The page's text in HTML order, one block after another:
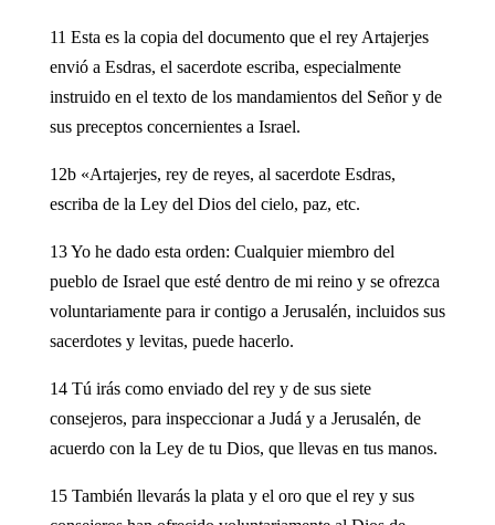
11 Esta es la copia del documento que el rey Artajerjes
envió a Esdras, el sacerdote escriba, especialmente
instruido en el texto de los mandamientos del Señor y de
sus preceptos concernientes a Israel.
12b «Artajerjes, rey de reyes, al sacerdote Esdras,
escriba de la Ley del Dios del cielo, paz, etc.
13 Yo he dado esta orden: Cualquier miembro del
pueblo de Israel que esté dentro de mi reino y se ofrezca
voluntariamente para ir contigo a Jerusalén, incluidos sus
sacerdotes y levitas, puede hacerlo.
14 Tú irás como enviado del rey y de sus siete
consejeros, para inspeccionar a Judá y a Jerusalén, de
acuerdo con la Ley de tu Dios, que llevas en tus manos.
15 También llevarás la plata y el oro que el rey y sus